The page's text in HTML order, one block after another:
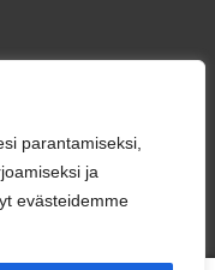
parantamiseksi,
ja
evästeidemme